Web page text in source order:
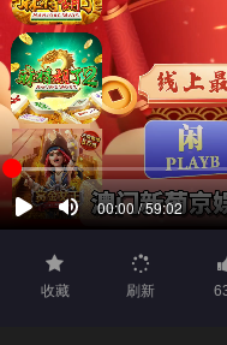
收藏 刷新